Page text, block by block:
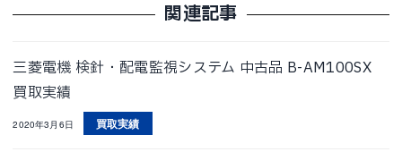
関連記事
三菱電機 検針・配電監視システム 中古品 B-AM100SX
買取実績
2020年3月6日 買取実績